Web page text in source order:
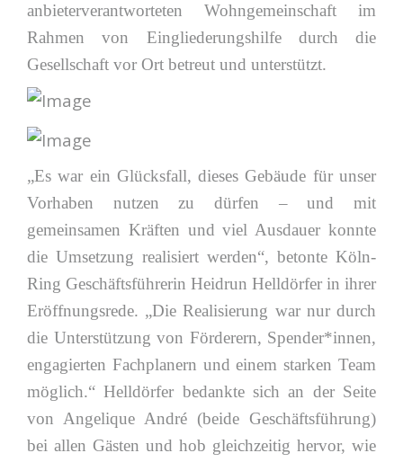
anbieterverantworteten Wohngemeinschaft im
Rahmen von Eingliederungshilfe durch die
Gesellschaft vor Ort betreut und unterstützt.
„Es war ein Glücksfall, dieses Gebäude für unser
Vorhaben nutzen zu dürfen – und mit
gemeinsamen Kräften und viel Ausdauer konnte
die Umsetzung realisiert werden“, betonte Köln-
Ring Geschäftsführerin Heidrun Helldörfer in ihrer
Eröffnungsrede. „Die Realisierung war nur durch
die Unterstützung von Förderern, Spender*innen,
engagierten Fachplanern und einem starken Team
möglich.“ Helldörfer bedankte sich an der Seite
von Angelique André (beide Geschäftsführung)
bei allen Gästen und hob gleichzeitig hervor, wie